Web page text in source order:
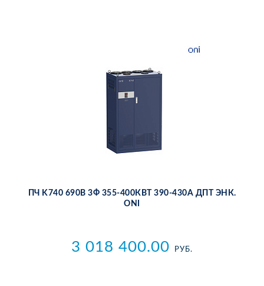
ПЧ K740 690В 3Ф 355-400КВТ 390-430А ДПТ ЭНК.
ONI
3 018 400.00 РУБ.